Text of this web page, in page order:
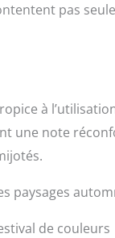
pas
à
une note
paysages
de couleurs